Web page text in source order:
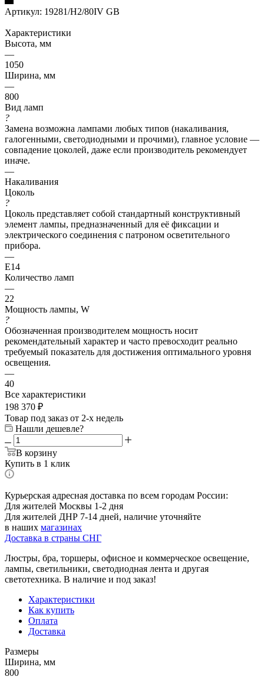
Артикул: 19281/H2/80IV GB
Характеристики
Высота, мм
—
1050
Ширина, мм
—
800
Вид ламп
?
Замена возможна лампами любых типов (накаливания,
галогенными, светодиодными и прочими), главное условие —
совпадение цоколей, даже если производитель рекомендует
иначе.
—
Накаливания
Цоколь
?
Цоколь представляет собой стандартный конструктивный
элемент лампы, предназначенный для её фиксации и
электрического соединения с патроном осветительного
прибора.
—
E14
Количество ламп
—
22
Мощность лампы, W
?
Обозначенная производителем мощность носит
рекомендательный характер и часто превосходит реально
требуемый показатель для достижения оптимального уровня
освещения.
—
40
Все характеристики
198 370 ₽
Товар под заказ от 2-х недель
Нашли дешевле?
В корзину
Купить в 1 клик
Курьерская адресная доставка по всем городам России:
Для жителей Москвы 1-2 дня
Для жителей ДНР 7-14 дней, наличие уточняйте
в наших магазинах
Доставка в страны СНГ
Люстры, бра, торшеры, офисное и коммерческое освещение,
лампы, светильники, светодиодная лента и другая
светотехника. В наличие и под заказ!
Характеристики
Как купить
Оплата
Доставка
Размеры
Ширина, мм
800